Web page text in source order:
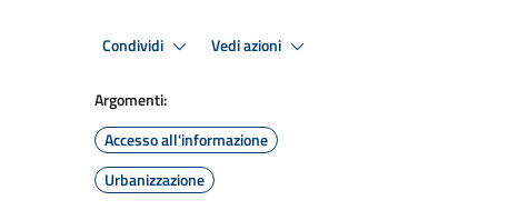
Condividi Vedi azioni
Argomenti:
Accesso all'informazione
Urbanizzazione